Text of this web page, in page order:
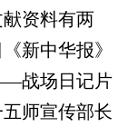
资料有两
新中华报》
战场日记片
师宣传部长